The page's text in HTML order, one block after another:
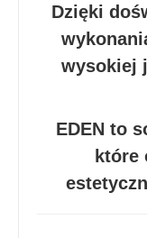
Dzięki
wysokiej
EDEN to
które